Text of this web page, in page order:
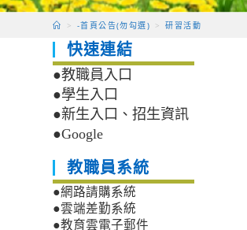
> -首頁公告(勿勾選) > 研習活動
快速連結
●教職員入口
●學生入口
●新生入口、招生資訊
●Google
教職員系統
●網路請購系統
●雲端差勤系統
●教育雲電子郵件